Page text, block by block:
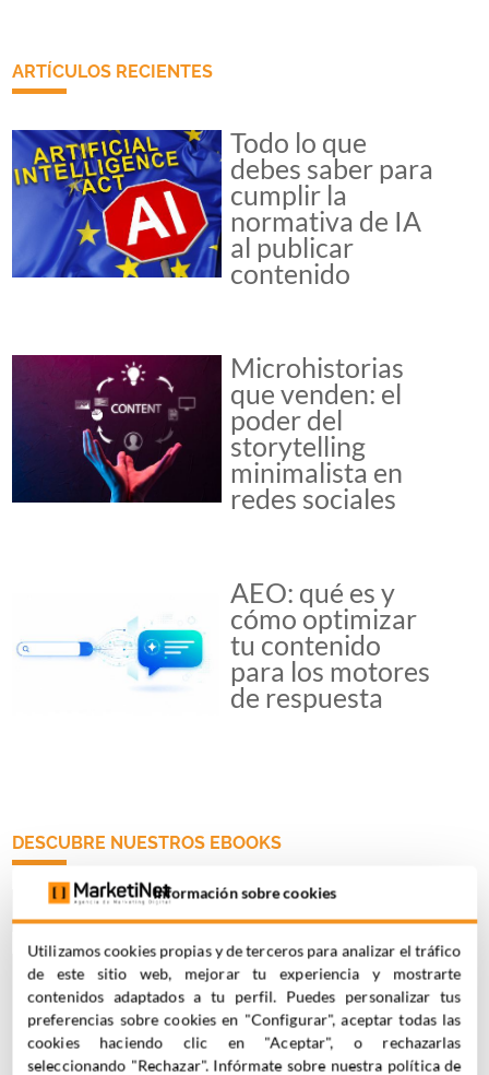
ARTÍCULOS RECIENTES
Todo lo que
debes saber para
cumplir la
normativa de IA
al publicar
contenido
Microhistorias
que venden: el
poder del
storytelling
minimalista en
redes sociales
AEO: qué es y
cómo optimizar
tu contenido
para los motores
de respuesta
DESCUBRE NUESTROS EBOOKS
Guía de generación
de tráfico: técnicas
efectivas para
Información sobre cookies
Utilizamos cookies propias y de terceros para analizar el tráfico
de este sitio web, mejorar tu experiencia y mostrarte
contenidos adaptados a tu perfil. Puedes personalizar tus
preferencias sobre cookies en "Configurar", aceptar todas las
cookies haciendo clic en "Aceptar", o rechazarlas
seleccionando "Rechazar". Infórmate sobre nuestra política de